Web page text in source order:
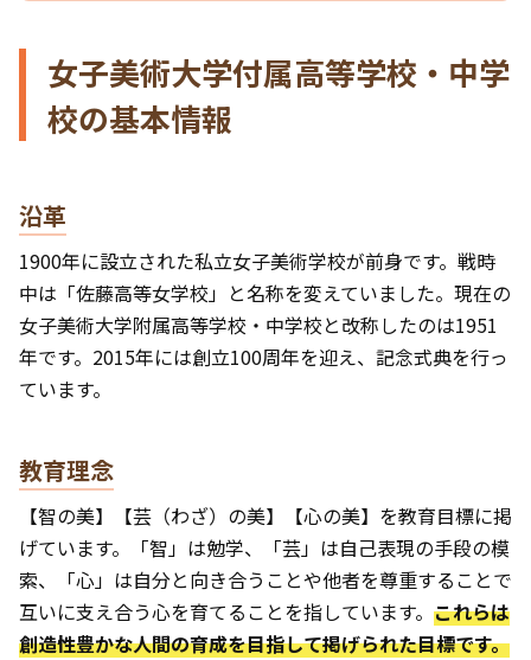
女子美術大学付属高等学校・中学
校の基本情報
沿革
1900年に設立された私立女子美術学校が前身です。戦時
中は「佐藤高等女学校」と名称を変えていました。現在の
女子美術大学附属高等学校・中学校と改称したのは1951
年です。2015年には創立100周年を迎え、記念式典を行っ
ています。
教育理念
【智の美】【芸（わざ）の美】【心の美】を教育目標に掲
げています。「智」は勉学、「芸」は自己表現の手段の模
索、「心」は自分と向き合うことや他者を尊重することで
互いに支え合う心を育てることを指しています。 これらは
創造性豊かな人間の育成を目指して掲げられた目標です。